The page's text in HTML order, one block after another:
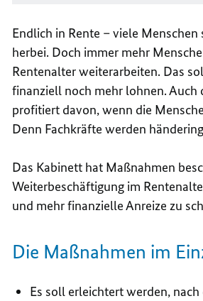
Endlich in Rente – viele Menschen
herbei. Doch immer mehr
Rentenalter weiterarbeiten. Das
finanziell noch mehr lohnen. Auch
profitiert davon, wenn die
Denn Fachkräfte werden
Das Kabinett hat Maßnahmen
Weiterbeschäftigung im
und mehr finanzielle Anreize zu
Die Maßnahmen im
Es soll erleichtert werden, nach